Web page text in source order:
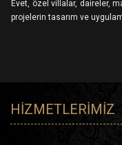
Evet, özel villalar, daireler,
projelerin tasarım ve
HIZMETLERIMIZ